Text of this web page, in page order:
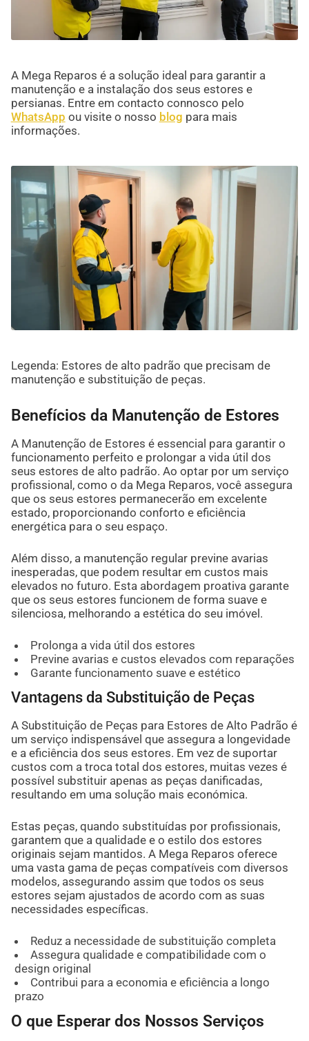
A Mega Reparos é a solução ideal para garantir a
manutenção e a instalação dos seus estores e
persianas. Entre em contacto connosco pelo
WhatsApp ou visite o nosso blog para mais
informações.
Legenda: Estores de alto padrão que precisam de
manutenção e substituição de peças.
Benefícios da Manutenção de Estores
A Manutenção de Estores é essencial para garantir o
funcionamento perfeito e prolongar a vida útil dos
seus estores de alto padrão. Ao optar por um serviço
profissional, como o da Mega Reparos, você assegura
que os seus estores permanecerão em excelente
estado, proporcionando conforto e eficiência
energética para o seu espaço.
Além disso, a manutenção regular previne avarias
inesperadas, que podem resultar em custos mais
elevados no futuro. Esta abordagem proativa garante
que os seus estores funcionem de forma suave e
silenciosa, melhorando a estética do seu imóvel.
Prolonga a vida útil dos estores
Previne avarias e custos elevados com reparações
Garante funcionamento suave e estético
Vantagens da Substituição de Peças
A Substituição de Peças para Estores de Alto Padrão é
um serviço indispensável que assegura a longevidade
e a eficiência dos seus estores. Em vez de suportar
custos com a troca total dos estores, muitas vezes é
possível substituir apenas as peças danificadas,
resultando em uma solução mais económica.
Estas peças, quando substituídas por profissionais,
garantem que a qualidade e o estilo dos estores
originais sejam mantidos. A Mega Reparos oferece
uma vasta gama de peças compatíveis com diversos
modelos, assegurando assim que todos os seus
estores sejam ajustados de acordo com as suas
necessidades específicas.
Reduz a necessidade de substituição completa
Assegura qualidade e compatibilidade com o
design original
Contribui para a economia e eficiência a longo
prazo
O que Esperar dos Nossos Serviços